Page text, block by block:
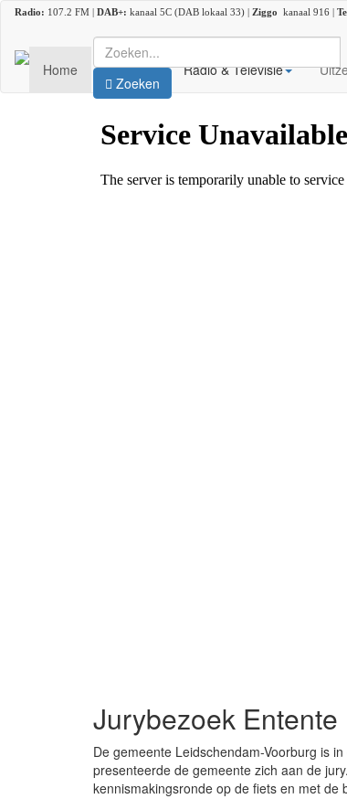
Radio: 107.2 FM | DAB+: kanaal 5C (DAB lokaal 33) | Ziggo kanaal 916 |
Home Nieuws Radio & Televisie
Zoeken
Jurybezoek
De gemeente Leidschendam-Voorburg is
presenteerde de gemeente zich aan de
kennismakingsronde op de fiets en met de